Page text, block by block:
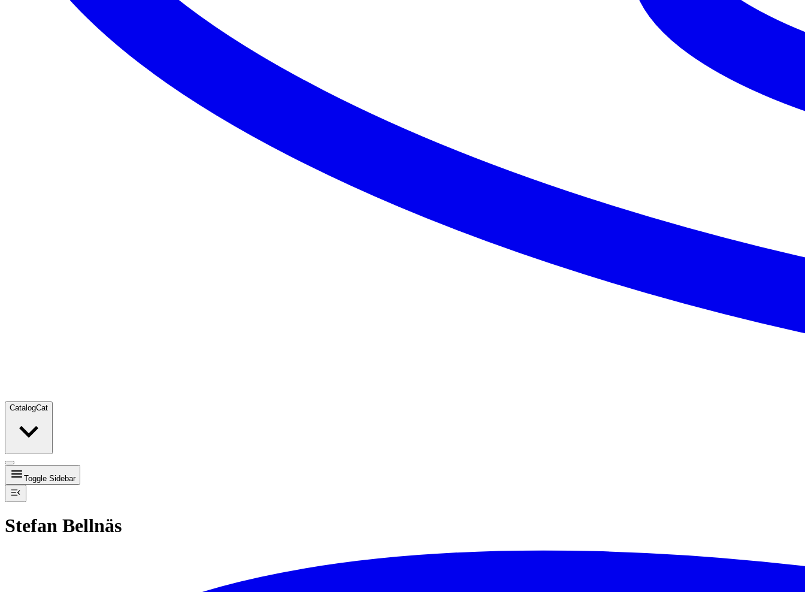
CatalogCat
Toggle Sidebar
Stefan Bellnäs